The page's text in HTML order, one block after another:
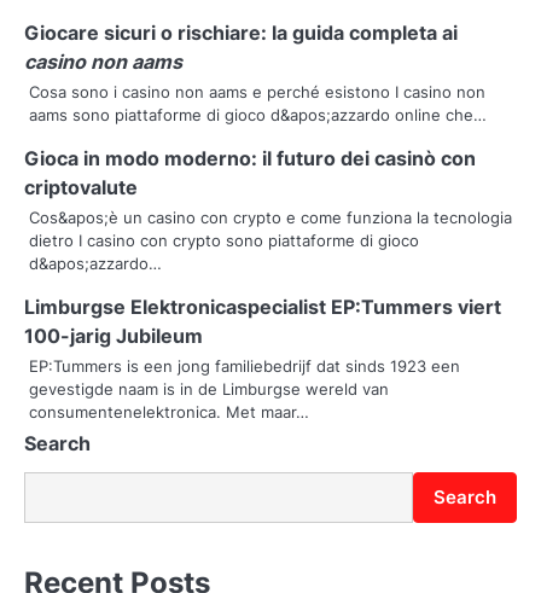
a
v
g
a
t
i
o
n
Giocare sicuri o rischiare: la guida completa ai
casino non aams
Cosa sono i casino non aams e perché esistono I casino non
aams sono piattaforme di gioco d&apos;azzardo online che…
Gioca in modo moderno: il futuro dei casinò con
criptovalute
Cos&apos;è un casino con crypto e come funziona la tecnologia
dietro I casino con crypto sono piattaforme di gioco
d&apos;azzardo…
Limburgse Elektronicaspecialist EP:Tummers viert
100-jarig Jubileum
EP:Tummers is een jong familiebedrijf dat sinds 1923 een
gevestigde naam is in de Limburgse wereld van
consumentenelektronica. Met maar…
Search
Search
Recent Posts